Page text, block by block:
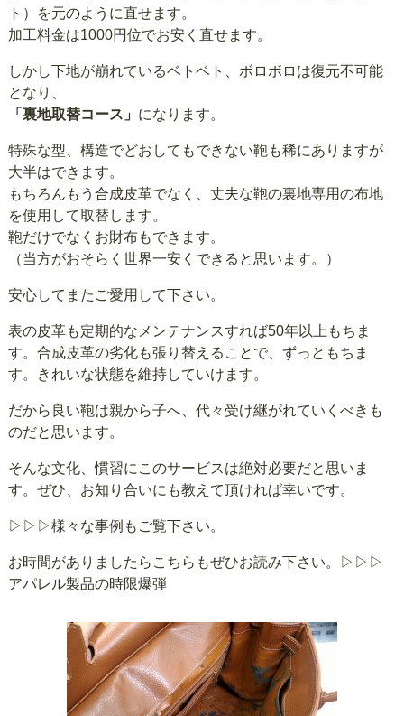
ト）を元のように直せます。
加工料金は1000円位でお安く直せます。
しかし下地が崩れているベトベト、ボロボロは復元不可能
となり、
「裏地取替コース」 になります。
特殊な型、構造でどおしてもできない鞄も稀にありますが
大半はできます。
もちろんもう合成皮革でなく、丈夫な鞄の裏地専用の布地
を使用して取替します。
鞄だけでなくお財布もできます。
（当方がおそらく世界一安くできると思います。）
安心してまたご愛用して下さい。
表の皮革も定期的なメンテナンスすれば50年以上もちま
す。合成皮革の劣化も張り替えることで、ずっともちま
す。きれいな状態を維持していけます。
だから良い鞄は親から子へ、代々受け継がれていくべきも
のだと思います。
そんな文化、慣習にこのサービスは絶対必要だと思いま
す。ぜひ、お知り合いにも教えて頂ければ幸いです。
▷▷▷様々な事例もご覧下さい。
お時間がありましたらこちらもぜひお読み下さい。
▷▷▷
アパレル製品の時限爆弾